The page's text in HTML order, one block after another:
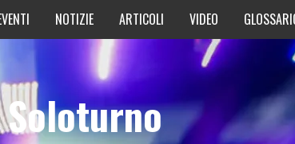
NOTIZIE ARTICOLI VIDEO